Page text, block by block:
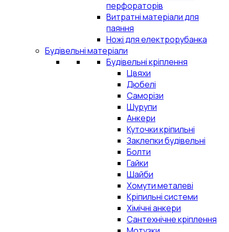
перфораторів
Витратні матеріали для
паяння
Ножі для електрорубанка
Будівельні матеріали
Будівельні кріплення
Цвяхи
Дюбелі
Саморізи
Шурупи
Анкери
Куточки кріпильні
Заклепки будівельні
Болти
Гайки
Шайби
Хомути металеві
Кріпильні системи
Хімічні анкери
Сантехнічне кріплення